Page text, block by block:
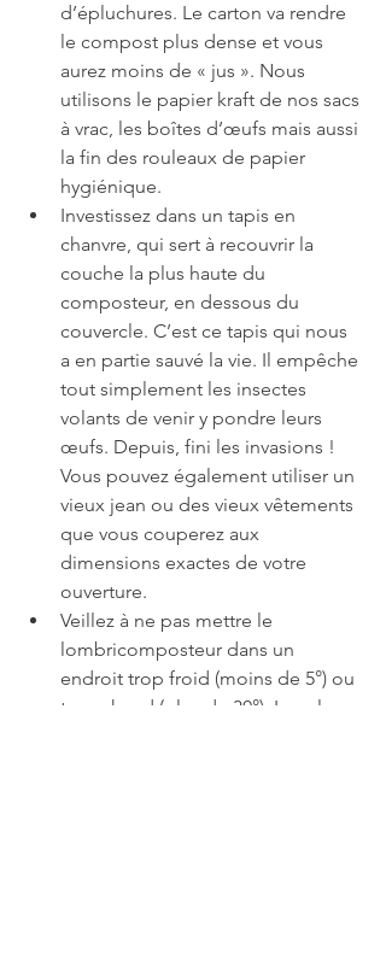
d’épluchures. Le carton va rendre
le compost plus dense et vous
aurez moins de « jus ». Nous
utilisons le papier kraft de nos sacs
à vrac, les boîtes d’œufs mais aussi
la fin des rouleaux de papier
hygiénique.
Investissez dans un tapis en
chanvre, qui sert à recouvrir la
couche la plus haute du
composteur, en dessous du
couvercle. C’est ce tapis qui nous
a en partie sauvé la vie. Il empêche
tout simplement les insectes
volants de venir y pondre leurs
œufs. Depuis, fini les invasions !
Vous pouvez également utiliser un
vieux jean ou des vieux vêtements
que vous couperez aux
dimensions exactes de votre
ouverture.
Veillez à ne pas mettre le
lombricomposteur dans un
endroit trop froid (moins de 5°) ou
trop chaud (plus de 30°). Legel